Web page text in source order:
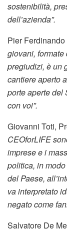
sostenibilità,
dell’azienda”.
Pier
giovani,
pregiudizi, è un
cantiere aperto
porte aperte del
con voi”.
Giovanni Toti,
CEOforLIFE
imprese e i
politica, in
del Paese,
va interpretato
negato come
Salvatore De